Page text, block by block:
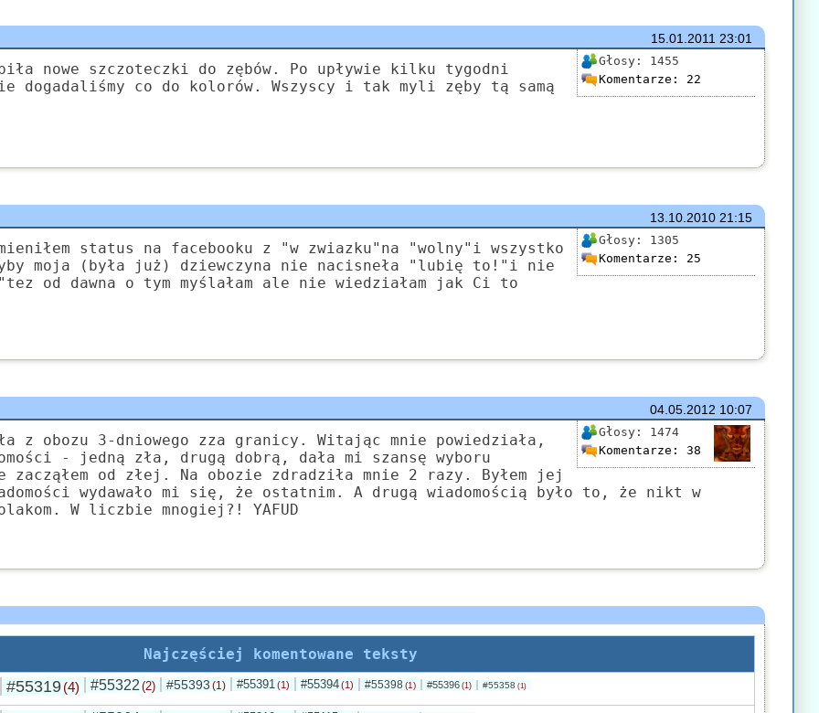
15.01.2011 23:01
Głosy: 1455
Komentarze: 22
nowe szczoteczki do zębów. Po upływie kilku tygodni
dogadaliśmy co do kolorów. Wszyscy i tak myli zęby tą samą
13.10.201021:15
Głosy: 1305
Komentarze: 25
status na facebooku z "w zwiazku"na "wolny"i wszystko
moja (była już) dziewczyna nie nacisneła "lubię to!"i nie
od dawna o tym myślałam ale nie wiedziałam jak Ci to
04.05.2012 10:07
Głosy: 1474
Komentarze: 38
z obozu 3-dniowego zza granicy. Witając mnie powiedziała,
- jedną zła, drugą dobrą, dała mi szansę wyboru
od złej. Na obozie zdradziła mnie 2 razy. Byłem jej
wydawało mi się, że ostatnim. A drugą wiadomością było to, że nikt w
W liczbie mnogiej?! YAFUD
Najczęściej komentowane teksty
#55319 (4) #55322 (2) #55393 (1) #55391 (1) #55394 (1) #55398 (1) #55396 (1) #55358 (1)